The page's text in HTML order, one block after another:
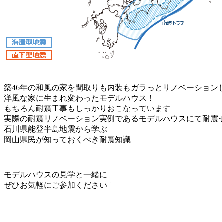
築46年の和風の家を間取りも内装もガラっとリノベーション
洋風な家に生まれ変わったモデルハウス！
もちろん耐震工事もしっかりおこなっています
実際の耐震リノベーション実例であるモデルハウスにて耐震
石川県能登半島地震から学ぶ
岡山県民が知っておくべき耐震知識
モデルハウスの見学と一緒に
ぜひお気軽にご参加ください！